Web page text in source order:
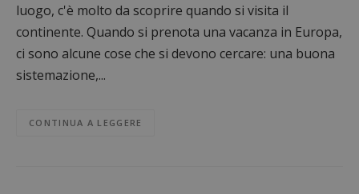
luogo, c'è molto da scoprire quando si visita il
continente. Quando si prenota una vacanza in Europa,
ci sono alcune cose che si devono cercare: una buona
sistemazione,...
CONTINUA A LEGGERE